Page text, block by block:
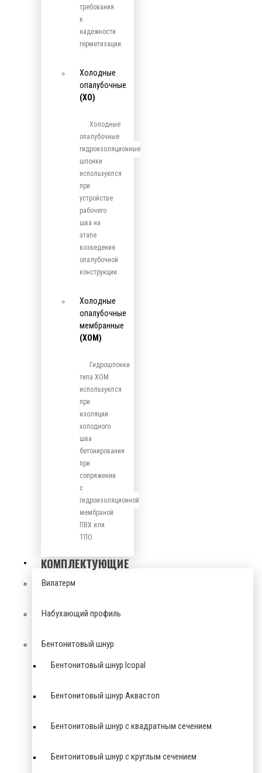
требования
к
надежности
герметизации.
Холодные
опалубочные
(ХО)
Холодные
опалубочные
гидроизоляционные
шпонки
используются
при
устройстве
рабочего
шва на
этапе
возведения
опалубочной
конструкции.
Холодные
опалубочные
мембранные
(ХОМ)
Гидрошпонки
типа ХОМ
используются
при
изоляции
холодного
шва
бетонирования
при
сопряжении
с
гидроизоляционной
мембраной
ПВХ или
ТПО.
КОМПЛЕКТУЮЩИЕ
Вилатерм
Набухающий профиль
Бентонитовый шнур
Бентонитовый шнур Icopal
Бентонитовый шнур Аквастоп
Бентонитовый шнур с квадратным сечением
Бентонитовый шнур с круглым сечением